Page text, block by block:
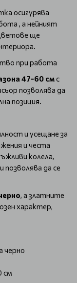
осигурява
, а нейният
ще
при работа
47-60 смс
позволява да
позиция.
и усещане за
и честа
колела,
позволява да се
, а златните
характер,
черно
см